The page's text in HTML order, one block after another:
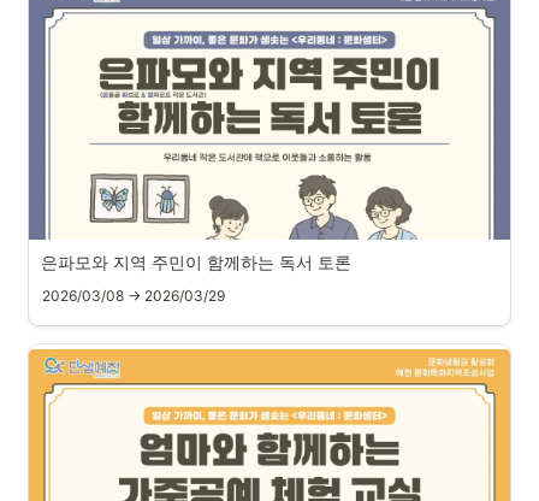
은파모와 지역 주민이 함께하는 독서 토론
2026/03/08 → 2026/03/29